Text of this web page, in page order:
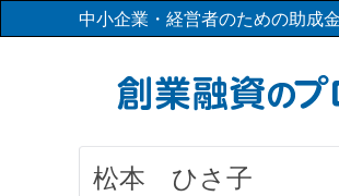
中小企業・経営者のための助成
松本 ひさ子